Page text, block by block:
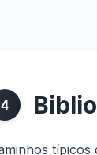
4
típicos